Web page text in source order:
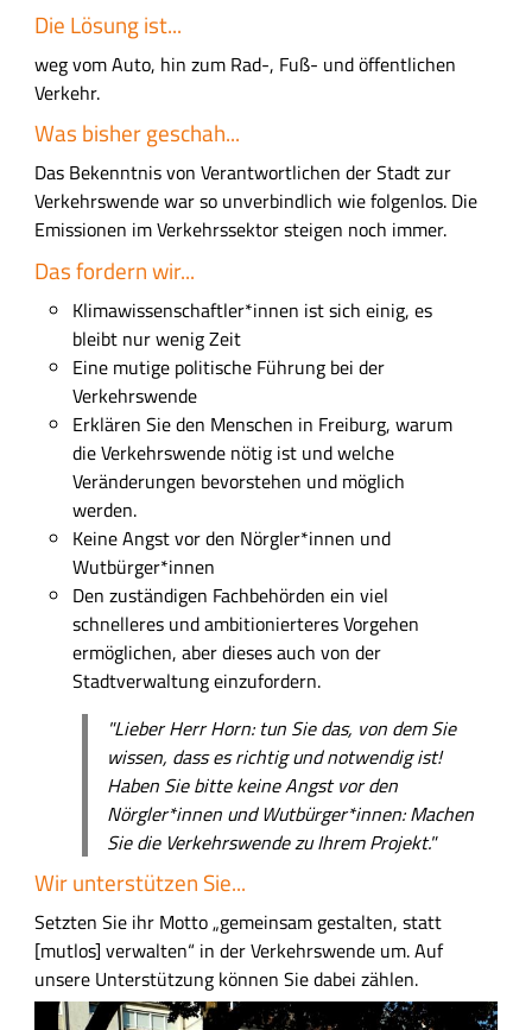
Die Lösung ist...
weg vom Auto, hin zum Rad-, Fuß- und öffentlichen
Verkehr.
Was bisher geschah...
Das Bekenntnis von Verantwortlichen der Stadt zur
Verkehrswende war so unverbindlich wie folgenlos. Die
Emissionen im Verkehrssektor steigen noch immer.
Das fordern wir...
Klimawissenschaftler*innen ist sich einig, es
bleibt nur wenig Zeit
Eine mutige politische Führung bei der
Verkehrswende
Erklären Sie den Menschen in Freiburg, warum
die Verkehrswende nötig ist und welche
Veränderungen bevorstehen und möglich
werden.
Keine Angst vor den Nörgler*innen und
Wutbürger*innen
Den zuständigen Fachbehörden ein viel
schnelleres und ambitionierteres Vorgehen
ermöglichen, aber dieses auch von der
Stadtverwaltung einzufordern.
"Lieber Herr Horn: tun Sie das, von dem Sie
wissen, dass es richtig und notwendig ist!
Haben Sie bitte keine Angst vor den
Nörgler*innen und Wutbürger*innen: Machen
Sie die Verkehrswende zu Ihrem Projekt."
Wir unterstützen Sie...
Setzten Sie ihr Motto „gemeinsam gestalten, statt
[mutlos] verwalten“ in der Verkehrswende um. Auf
unsere Unterstützung können Sie dabei zählen.